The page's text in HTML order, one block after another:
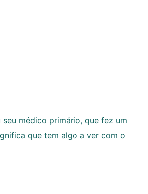
médico primário, que fez um
que tem algo a ver com o